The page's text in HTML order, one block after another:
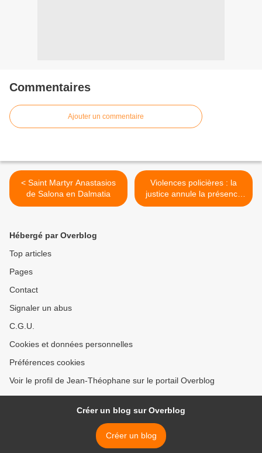
Commentaires
Ajouter un commentaire
< Saint Martyr Anastasios
de Salona en Dalmatia
Violences policières : la
justice annule la présence
de huissiers dans le cortège
Hébergé par Overblog
Top articles
Pages
Contact
Signaler un abus
C.G.U.
Cookies et données personnelles
Préférences cookies
Voir le profil de Jean-Théophane sur le portail Overblog
Créer un blog sur Overblog
Créer un blog